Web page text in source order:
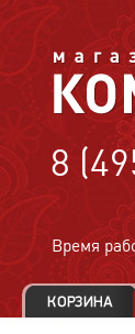
8
Время